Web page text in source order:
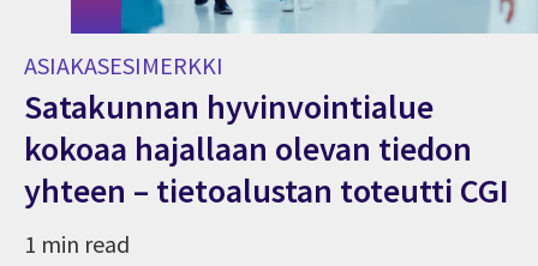
ASIAKASESIMERKKI
Satakunnan hyvinvointialue
kokoaa hajallaan olevan tiedon
yhteen – tietoalustan toteutti CGI
1 min read